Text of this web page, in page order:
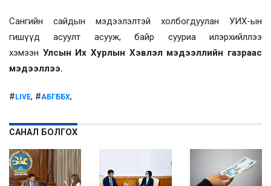
Сангийн сайдын мэдээлэлтэй холбогдуулан УИХ-ын
гишүүд асуулт асууж, байр сууриа илэрхийллээ
хэмээн Улсын Их Хурлын Хэвлэл мэдээллийн газраас
мэдээллээ.
# LIVE, #АБГББХ,
САНАЛ БОЛГОХ